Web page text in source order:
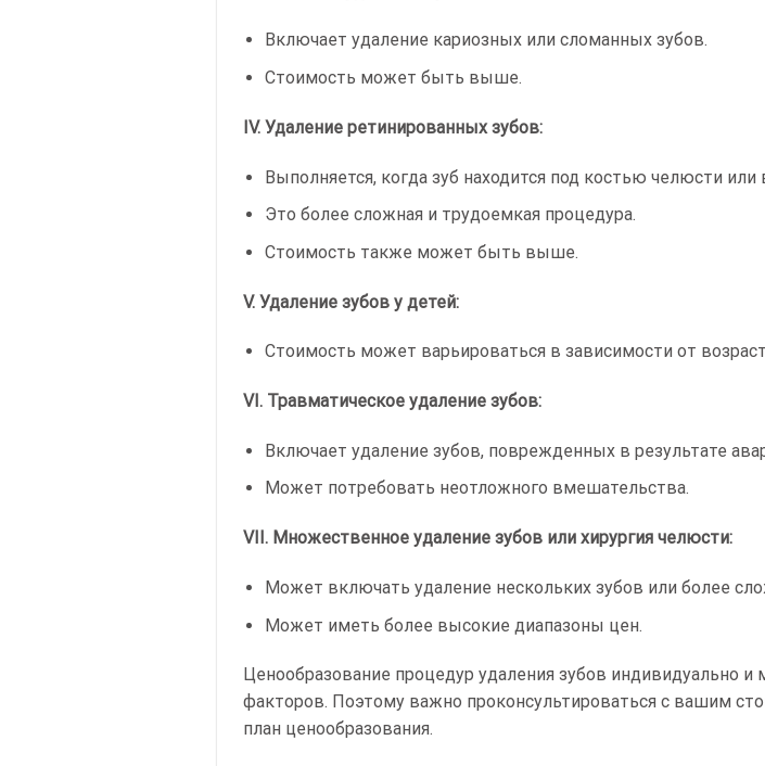
Включает удаление кариозных или сломанных зубов.
Стоимость может быть выше.
IV. Удаление ретинированных зубов:
Выполняется, когда зуб находится под костью челюсти или
Это более сложная и трудоемкая процедура.
Стоимость также может быть выше.
V. Удаление зубов у детей:
Стоимость может варьироваться в зависимости от
VI. Травматическое удаление зубов:
Включает удаление зубов, поврежденных в результате
Может потребовать неотложного вмешательства.
VII. Множественное удаление зубов или хирургия челюсти:
Может включать удаление нескольких зубов или более
Может иметь более высокие диапазоны цен.
Ценообразование процедур удаления зубов индивидуально
факторов. Поэтому важно проконсультироваться с вашим
план ценообразования.